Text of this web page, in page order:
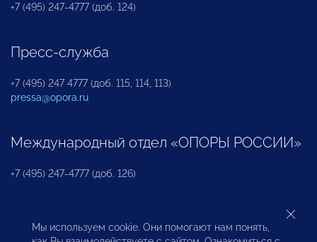
+7 (495) 247-4777 (доб. 124)
Пресс-служба
+7 (495) 247 4777 (доб. 115, 114, 113)
pressa@opora.ru
Международный отдел «ОПОРЫ РОССИИ»
+7 (495) 247-4777 (доб. 126)
Бюро по защите прав предпринимателей и
инвесторов
Мы используем cookie. Они помогают нам понять,